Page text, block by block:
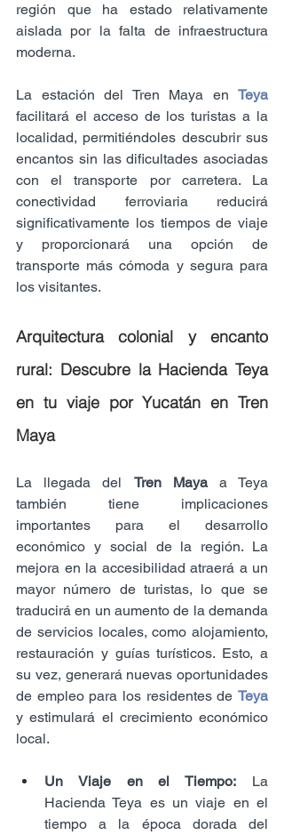
región que ha estado relativamente
aislada por la falta de infraestructura
moderna.
La estación del Tren Maya en Teya
facilitará el acceso de los turistas a la
localidad, permitiéndoles descubrir sus
encantos sin las dificultades asociadas
con el transporte por carretera. La
conectividad ferroviaria reducirá
significativamente los tiempos de viaje
y proporcionará una opción de
transporte más cómoda y segura para
los visitantes.
Arquitectura colonial y encanto
rural: Descubre la Hacienda Teya
en tu viaje por Yucatán en Tren
Maya
La llegada del Tren Maya a Teya
también tiene implicaciones
importantes para el desarrollo
económico y social de la región. La
mejora en la accesibilidad atraerá a un
mayor número de turistas, lo que se
traducirá en un aumento de la demanda
de servicios locales, como alojamiento,
restauración y guías turísticos. Esto, a
su vez, generará nuevas oportunidades
de empleo para los residentes de Teya
y estimulará el crecimiento económico
local.
Un Viaje en el Tiempo: La
Hacienda Teya es un viaje en el
tiempo a la época dorada del